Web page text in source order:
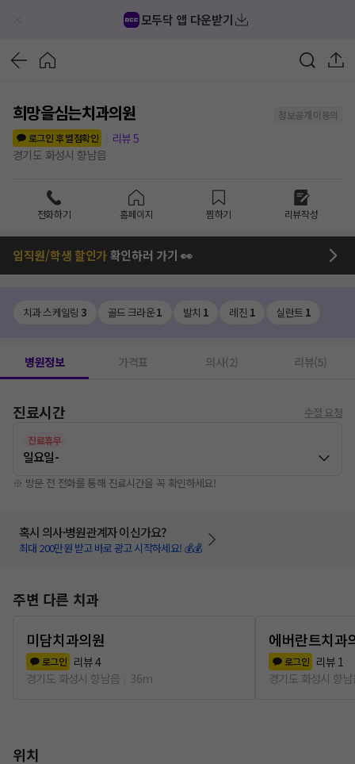
모두닥 앱 다운받기
희망을심는치과의원
정보공개 미동의
로그인 후 별점확인
리뷰5
경기도 화성시 향남읍
전화하기 홈페이지 찜하기 리뷰작성
임직원/학생 할인가확인하러 가기 👀
치과 스케일링 3 골드 크라운1 발치 1 레진 1 실란트 1
병원정보 가격표 의사(2) 리뷰(5)
진료시간 수정 요청
진료휴무
일요일-
※ 방문 전 전화를 통해 진료시간을 꼭 확인하세요!
혹시 의사·병원관계자 이신가요?
최대 200만원 받고 바로 광고 시작하세요! 💰💰
주변 다른 치과
미담치과의원
로그인 리뷰4
경기도 화성시 향남읍
36m
에버란트치과
로그인 리뷰 1
경기도 화성시 향
위치